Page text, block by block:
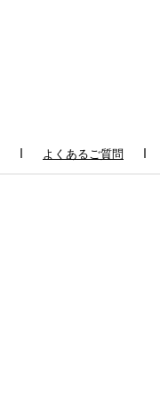
ｌ よくあるご質問 ｌ